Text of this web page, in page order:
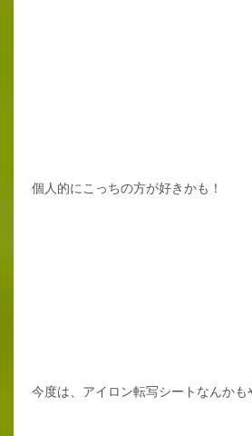
個人的にこっちの方が好きかも！
今度は、アイロン転写シートなんかも